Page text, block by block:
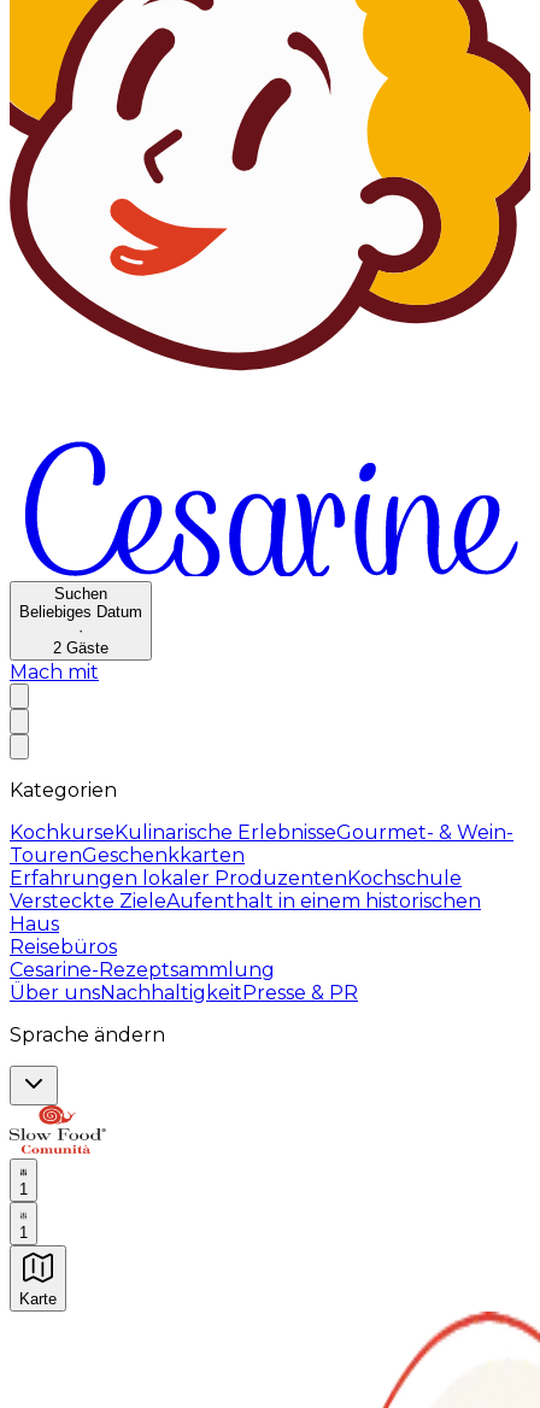
Suchen
Beliebiges Datum
·
2 Gäste
Mach mit
Kategorien
KochkurseKulinarische ErlebnisseGourmet- & Wein-
TourenGeschenkkarten
Erfahrungen lokaler ProduzentenKochschule
Versteckte ZieleAufenthalt in einem historischen
Haus
Reisebüros
Cesarine-Rezeptsammlung
Über unsNachhaltigkeitPresse & PR
Sprache ändern
1
1
Karte
Unvergessliche kulinarische Erlebnisse: